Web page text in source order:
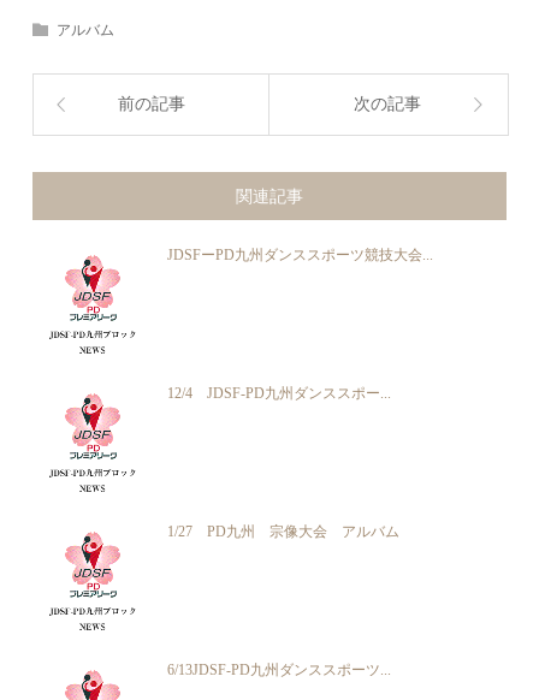
アルバム
前の記事 次の記事
関連記事
JDSFーPD九州ダンススポーツ競技大会...
12/4 JDSF-PD九州ダンススポー...
1/27 PD九州 宗像大会 アルバム
6/13JDSF-PD九州ダンススポーツ...